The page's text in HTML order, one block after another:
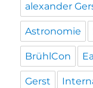
alexander
Astronomie
BrühlCon
Gerst